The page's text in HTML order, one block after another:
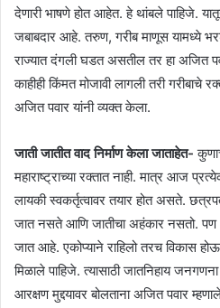
देणारी भाषणे होत आहेत. हे थांबले पाहिजे.
जबाबदार आहे. तरुण, गरीब माणूस यामध्ये
राज्यात दंगली घडत असतील तर हा अजित
काहीही किंमत मोजावी लागली तरी गरीबाचे
अजित पवार यांनी व्यक्त केला.
जाती जातीत वाद निर्माण केला जाताहेत-
महाराष्ट्राच्या रक्तात नाही. मात्र आज
लायकी स्वकर्तृत्वावर तयार होत असते.
जात नसते आणि जातीचा अहंकार नसतो. पण
जात आहे. एकोप्याने राहिलो तरच विकास
मिळाले पाहिजे. त्यासाठी जातनिहाय
आरक्षण मुद्दयावर बोलताना अजित पवार